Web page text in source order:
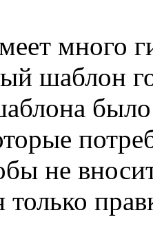
много
шаблон
не
только